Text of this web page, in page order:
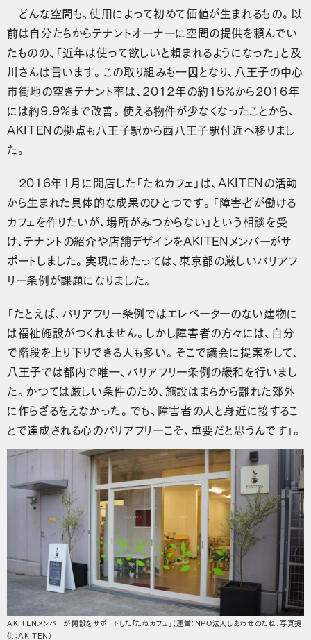
どんな空間も、使用によって初めて価値が生まれるもの。以
前は自分たちからテナントオーナーに空間の提供を頼んでい
たものの、「近年は使って欲しいと頼まれるようになった」と及
川さんは言います。この取り組みも一因となり、八王子の中心
市街地の空きテナント率は、2012年の約15%から2016年
には約9.9%まで改善。使える物件が少なくなったことから、
AKITENの拠点も八王子駅から西八王子駅付近へ移りまし
た。
2016年1月に開店した「たねカフェ」は、AKITENの活動
から生まれた具体的な成果のひとつです。「障害者が働ける
カフェを作りたいが、場所がみつからない」という相談を受
け、テナントの紹介や店舗デザインをAKITENメンバーがサ
ポートしました。実現にあたっては、東京都の厳しいバリアフ
リー条例が課題になりました。
「たとえば、バリアフリー条例ではエレベーターのない建物に
は福祉施設がつくれません。しかし障害者の方々には、自分
で階段を上り下りできる人も多い。そこで議会に提案をして、
八王子では都内で唯一、バリアフリー条例の緩和を行いまし
た。かつては厳しい条件のため、施設はまちから離れた郊外
に作らざるをえなかった。でも、障害者の人と身近に接するこ
とで達成される心のバリアフリーこそ、重要だと思うんです」。
AKITENメンバーが開設をサポートした「たねカフェ」（運営：NPO法人しあわせのたね、写真提
供：AKITEN）